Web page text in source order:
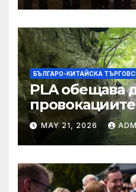
БЪЛГАРО-КИТАЙСКА
PLA обещава
провокациите
MAY 21, 2026